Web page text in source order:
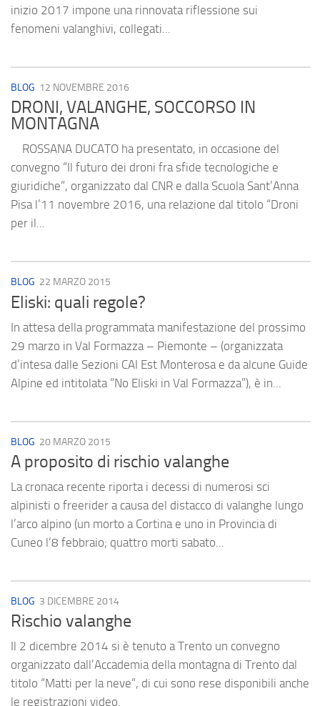
inizio 2017 impone una rinnovata riflessione sui
fenomeni valanghivi, collegati...
BLOG 12 NOVEMBRE 2016
DRONI, VALANGHE, SOCCORSO IN
MONTAGNA
ROSSANA DUCATO ha presentato, in occasione del
convegno “Il futuro dei droni fra sfide tecnologiche e
giuridiche“, organizzato dal CNR e dalla Scuola Sant’Anna
Pisa l’11 novembre 2016, una relazione dal titolo “Droni
per il...
BLOG 22 MARZO 2015
Eliski: quali regole?
In attesa della programmata manifestazione del prossimo
29 marzo in Val Formazza – Piemonte – (organizzata
d’intesa dalle Sezioni CAI Est Monterosa e da alcune Guide
Alpine ed intitolata “No Eliski in Val Formazza”), è in...
BLOG 20 MARZO 2015
A proposito di rischio valanghe
La cronaca recente riporta i decessi di numerosi sci
alpinisti o freerider a causa del distacco di valanghe lungo
l’arco alpino (un morto a Cortina e uno in Provincia di
Cuneo l’8 febbraio; quattro morti sabato...
BLOG 3 DICEMBRE 2014
Rischio valanghe
Il 2 dicembre 2014 si è tenuto a Trento un convegno
organizzato dall’Accademia della montagna di Trento dal
titolo “Matti per la neve“, di cui sono rese disponibili anche
le registrazioni video.